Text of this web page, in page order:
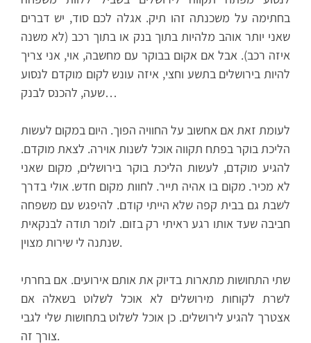
בחתימה על משכנתה זהו תיק. אגלה לכם סוד, יש דברים
שאני יותר אוהב מלהיות בתוך בנק או בתוך רכב (לא משנה
איזה רכב). אבל אם אקום בבוקר עם מחשבה, אוי, אני צריך
להיות בירושלים בתשע וחצי, איזה עונש לקום מוקדם לנסוע
שעה, להכנס לבנק…
לעומת זאת אם אחשוב על החוויה הפוך. היום במקום לעשות
הליכת בוקר בפתח תקווה אוכל לשנות אוירה. לצאת מוקדם.
להגיע מוקדם, לעשות הליכת בוקר בירושלים, מקום שאני
לא מכיר. מקום בו אהיה תייר. לחוות מקום חדש. אולי בדרך
לשבת גם בבית קפה שלא הייתי קודם. להיפגש עם משפחה
חביבה שעד אותו רגע ראיתי רק בזום. לומר תודה לבנקאית
שנתנה לי שירות מצוין.
שתי התחושות מתארות בדיוק את אותם אירועים. אם בחרתי
לשרת לקוחות מירושלים לא אוכל לשלוט בשאלה אם
אצטרך להגיע לירושלים. כן אוכל לשלוט בתחושות שלי לגבי
צורך זה.